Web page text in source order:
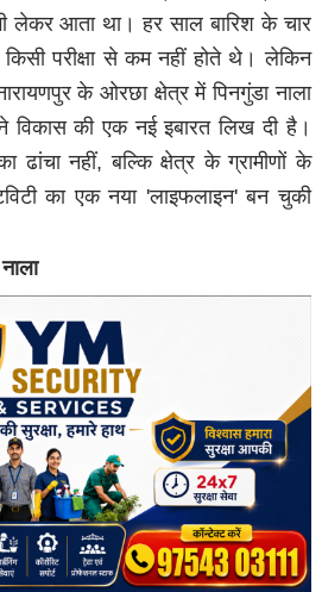
लेकर आता था। हर साल बारिश के चार
परीक्षा से कम नहीं होते थे। लेकिन
के ओरछा क्षेत्र में पिनगुंडा नाला
विकास की एक नई इबारत लिख दी है।
ढांचा नहीं, बल्कि क्षेत्र के ग्रामीणों के
का एक नया 'लाइफलाइन' बन चुकी